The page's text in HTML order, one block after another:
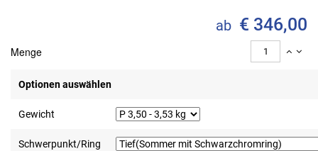
ab € 346,00
Menge
Optionen auswählen
Gewicht
Schwerpunkt/Ring